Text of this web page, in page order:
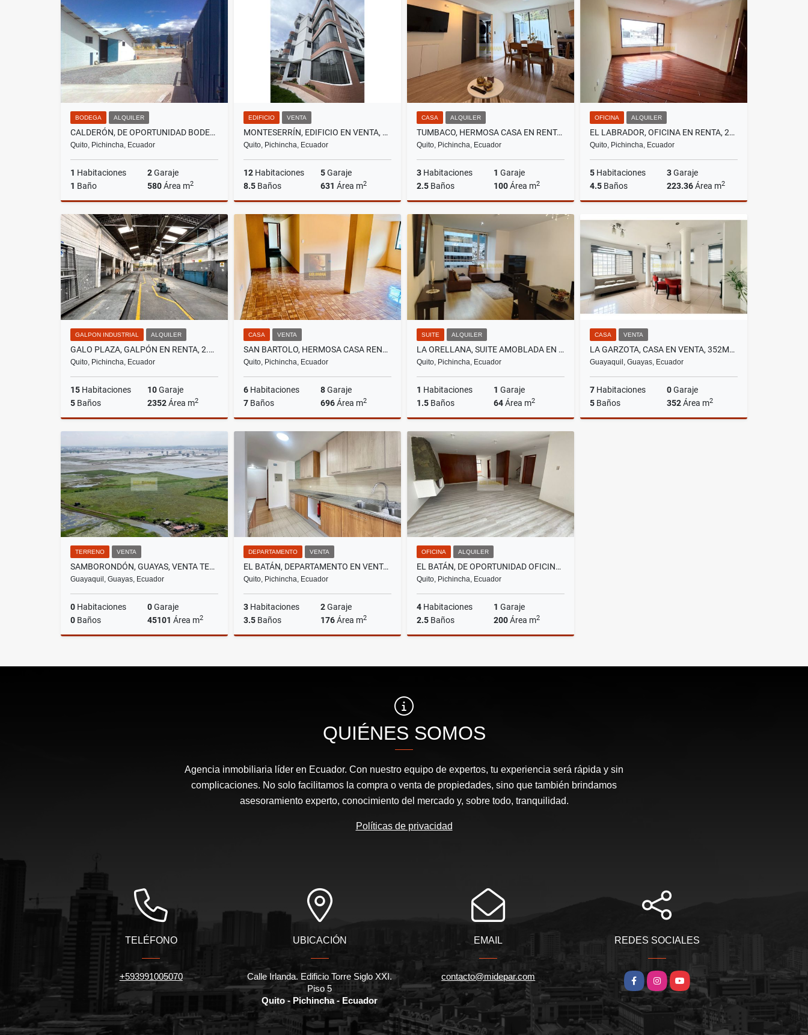
US$1,200 US$190,000 US$260,000 US$1,700 US$290,000
BODEGA ALQUILER
CALDERÓN, DE OPORTUNIDAD BODEGA EN RENTA, 580M2
Quito, Pichincha, Ecuador
1 Habitaciones 2Garaje
1 Baño 580Área m2
Alquiler
US$3,480
EDIFICIO VENTA
MONTESERRÍN, EDIFICIO EN VENTA, 631M2, 4 DEPARTAMENTOS
Quito, Pichincha, Ecuador
12 Habitaciones 5Garaje
8.5 Baños 631 Área m2
Venta
US$640,000
CASA ALQUILER
TUMBACO, HERMOSA CASA EN RENTA, 100M2
Quito, Pichincha, Ecuador
3 Habitaciones 1 Garaje
2.5 Baños 100Área m2
Alquiler
US$750
OFICINA ALQUILER
EL LABRADOR, OFICINA EN RENTA, 223.36M2
Quito, Pichincha, Ecuador
5 Habitaciones 3Garaje
4.5 Baños 223.36Área m2
Alquiler
US$1,000
GALPON INDUSTRIAL ALQUILER
GALO PLAZA, GALPÓN EN RENTA, 2.352M2
Quito, Pichincha, Ecuador
15 Habitaciones 10Garaje
5 Baños 2352Área m2
US$7,900
CASA VENTA
SAN BARTOLO, HERMOSA CASA RENTERA EN VENTA, 696M2
Quito, Pichincha, Ecuador
6 Habitaciones 8Garaje
7 Baños 696Área m2
US$239,000
SUITE ALQUILER
LA ORELLANA, SUITE AMOBLADA EN RENTA, 64M2
Quito, Pichincha, Ecuador
1 Habitaciones 1 Garaje
1.5 Baños 64Área m2
Alquiler
US$610
CASA VENTA
LA GARZOTA, CASA EN VENTA, 352M2, 7 HABITACIONES
Guayaquil, Guayas, Ecuador
7 Habitaciones 0Garaje
5 Baños 352Área m2
TERRENO VENTA
SAMBORONDÓN, GUAYAS, VENTA TERRENO AGRO INDUSTRIAL DE 45.101 M2
Guayaquil, Guayas, Ecuador
0 Habitaciones 0Garaje
0 Baños 45101 Área m2
US$879,000
DEPARTAMENTO VENTA
EL BATÁN, DEPARTAMENTO EN VENTA, 176M2, 3 HABITACIONES, BALCON
Quito, Pichincha, Ecuador
3 Habitaciones 2Garaje
3.5 Baños 176Área m2
US$235,000
OFICINA ALQUILER
EL BATÁN, DE OPORTUNIDAD OFICINA EN RENTA, 200M2
Quito, Pichincha, Ecuador
4 Habitaciones 1 Garaje
2.5 Baños 200Área m2
US$1,500
QUIÉNES SOMOS
Agencia inmobiliaria líder en Ecuador. Con nuestro equipo de expertos, tu experiencia será rápida y sin
complicaciones. No solo facilitamos la compra o venta de propiedades, sino que también brindamos
asesoramiento experto, conocimiento del mercado y, sobre todo, tranquilidad.
Políticas de privacidad
TELÉFONO
+593991005070
UBICACIÓN
Calle Irlanda. Edificio Torre Siglo XXI.
Piso 5
Quito - Pichincha - Ecuador
EMAIL
contacto@midepar.com
REDES SOCIALES
FacebookInstagramYouTube